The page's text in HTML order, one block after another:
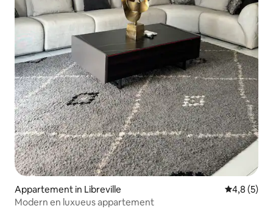
Appartement in Libreville
4,8 (5)
Modern en luxueus appartement